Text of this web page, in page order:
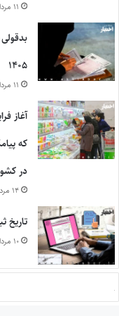
۱۱ مرداد ۱۴۰۵
۱۴۰۵
۱۱ مرداد ۱۴۰۵
آغاز
که
در
۱۴ مرداد ۱۴۰۵
تاریخ
۱۰ مرداد ۱۴۰۵